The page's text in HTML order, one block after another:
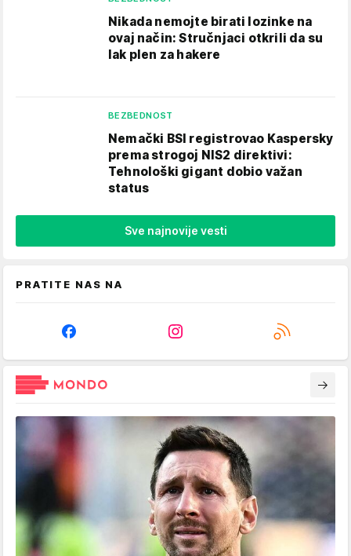
Nikada nemojte birati lozinke na
ovaj način: Stručnjaci otkrili da su
lak plen za hakere
BEZBEDNOST
Nemački BSI registrovao Kaspersky
prema strogoj NIS2 direktivi:
Tehnološki gigant dobio važan
status
Sve najnovije vesti
PRATITE NAS NA